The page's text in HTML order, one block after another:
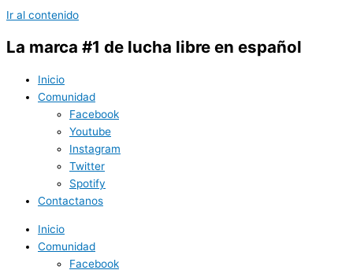
Ir al contenido
La marca #1 de lucha libre en español
Inicio
Comunidad
Facebook
Youtube
Instagram
Twitter
Spotify
Contactanos
Inicio
Comunidad
Facebook